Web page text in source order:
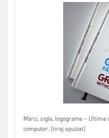
Mărci, sigle, logograme –
computer. (tiraj epuizat)